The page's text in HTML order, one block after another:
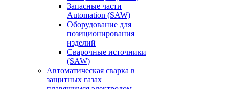
Запасные части
Automation (SAW)
Оборудование для
позиционирования
изделий
Сварочные источники
(SAW)
Автоматическая сварка в
защитных газах